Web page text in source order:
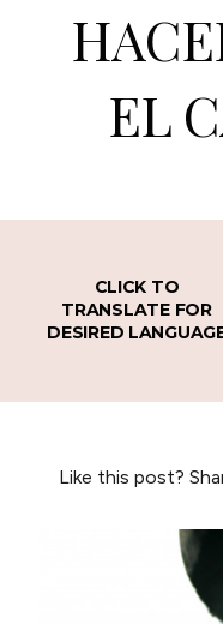
EL
CLICK TO
TRANSLATE FOR
DESIRED
Like this post?